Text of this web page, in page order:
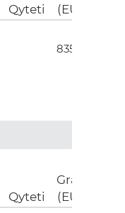
Qyteti
(EUR)
835.00
Qyteti
Grant
(EUR)